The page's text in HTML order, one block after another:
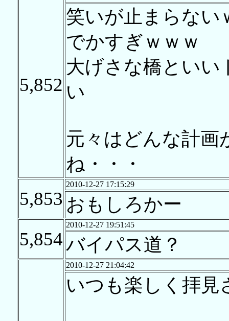
5,852
笑いが止まらない
でかすぎｗｗｗ
大げさな橋といい
い
元々はどんな計画
ね・・・
5,853
2010-12-27 17:15:29
おもしろかー
5,854
2010-12-27 19:51:45
バイパス道？
2010-12-27 21:04:42
いつも楽しく拝見